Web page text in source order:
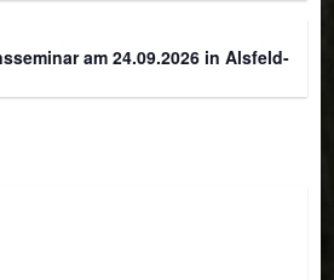
am 24.09.2026 in Alsfeld-